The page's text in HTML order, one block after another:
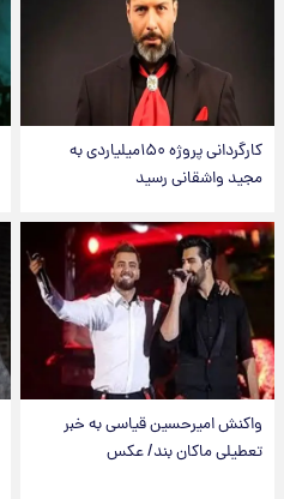
کارگردانی پروژه ۱۵۰میلیاردی به
مجید واشقانی رسید
واکنش امیرحسین قیاسی به خبر
تعطیلی ماکان بند/ عکس